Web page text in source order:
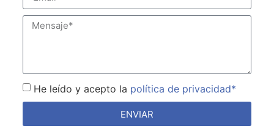
He leído y acepto la política de privacidad*
ENVIAR